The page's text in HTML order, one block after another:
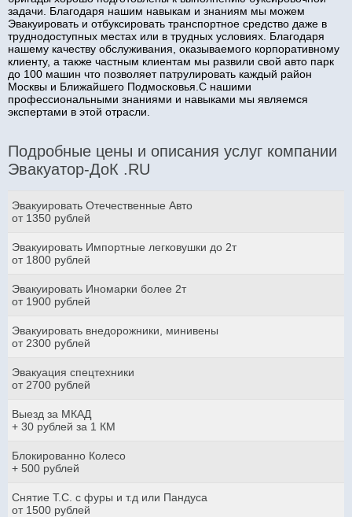
задачи. Благодаря нашим навыкам и знаниям мы можем
Эвакуировать и отбуксировать транспортное средство даже в
труднодоступных местах или в трудных условиях. Благодаря
нашему качеству обслуживания, оказываемого корпоративному
клиенту, а также частным клиентам мы развили свой авто парк
до 100 машин что позволяет патрулировать каждый район
Москвы и Ближайшего Подмосковья.С нашими
профессиональными знаниями и навыками мы являемся
экспертами в этой отрасли.
Подробные цены и описания услуг компании
Эвакуатор-ДоК .RU
Эвакуировать Отечественные Авто
от 1350 рублей
Эвакуировать Импортные легковушки до 2т
от 1800 рублей
Эвакуировать Иномарки более 2т
от 1900 рублей
Эвакуировать внедорожники, минивены
от 2300 рублей
Эвакуация спецтехники
от 2700 рублей
Выезд за МКАД
+ 30 рублей за 1 КМ
Блокированно Колесо
+ 500 рублей
Снятие Т.С. с фуры и т.д или Пандуса
от 1500 рублей